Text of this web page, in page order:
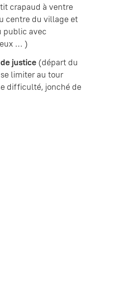
crapaud à ventre
centre du village et
public avec
… )
justice (départ du
limiter au tour
difficulté, jonché de